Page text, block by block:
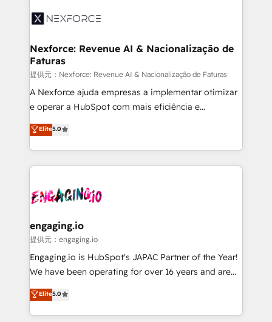
Implementation & Migration Onboarding across all
Station, Freshdesk, Intercom, and more. Custom
objects, automations, and integrations built for
growth. 🚀 AI-Driven GTM Orchestration Unify
HubSpot with LinkedIn, WhatsApp, email, paid
media, and AI voice to drive pipeline. 🤖 AI Custom
prospecting, follow-ups, service triage, and
knowledge retrieval—built in HubSpot. ⚡ Fast-Track
advanced optimization & adoption 📍 São Paulo, BR
• Des Moines, IA • New York, NY
Nexforce: Revenue AI & Nacionalização de
Faturas
提供元：Nexforce: Revenue AI & Nacionalização de Faturas
A Nexforce ajuda empresas a implementar otimizar
e operar a HubSpot com mais eficiência e
previsibilidade de receita. Combinamos Revenue
Operations (RevOps) e Inteligência Artificial para
estruturar processos integrar sistemas organizar
dados e automatizar operações. O objetivo é
operacional de receita conectando equipes
Também somos distribuidores oficiais da HubSpot
e de mais de 150 softwares globais permitindo
contratar e pagar a HubSpot em reais com nota
fiscal no Brasil e gerar economia de até 50% na
Oferecemos ainda agentes de IA especializados em
HubSpot que automatizam tarefas executam rotinas
Elite5.0
engaging.io
提供元：engaging.io
Engaging.io is HubSpot's JAPAC Partner of the Year!
We have been operating for over 16 years and are
one of HubSpot's most experienced and technically
capable Agency Partners globally. We specialise in
complex CRM migrations, implementations,
Elite5.0